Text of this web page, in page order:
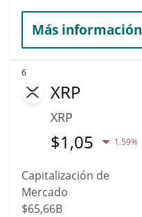
Más información
6
XRP
XRP
$1,05 1.59%
Capitalización de
Mercado
$65,66B